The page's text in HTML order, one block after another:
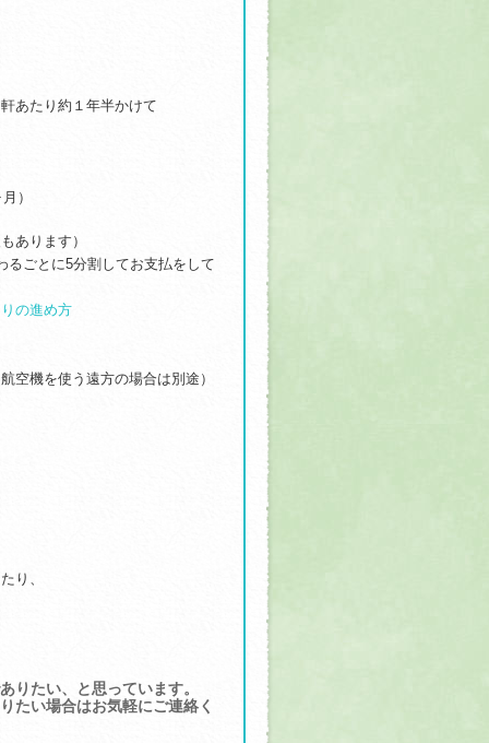
あたり約１年半かけて
）
あります）
るごとに5分割してお支払をして
の進め方
空機を使う遠方の場合は別途）
り、
りたい、と思っています。
たい場合はお気軽にご連絡く